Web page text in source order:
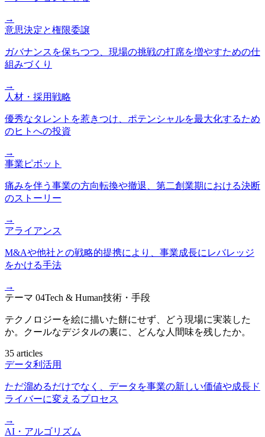
→
意思決定と権限委譲
ガバナンスを保ちつつ、現場の挑戦の打席を増やすための仕
組みづくり
→
人材・採用戦略
優秀なタレントを惹きつけ、ポテンシャルを最大化するため
のヒトへの投資
→
事業ピボット
痛みを伴う事業の方向転換や撤退、第二創業期における決断
のストーリー
→
アライアンス
M&Aや他社との戦略的提携により、事業成長にレバレッジ
をかける手法
→
テーマ 04Tech & Human技術・手段
テクノロジーを絵に描いた餅にせず、どう現場に実装した
か。クールなデジタルの裏に、どんな人間味を残したか。
35 articles
データ利活用
ただ溜めるだけでなく、データを事業の新しい価値や成長ド
ライバーに変えるプロセス
→
AI・アルゴリズム